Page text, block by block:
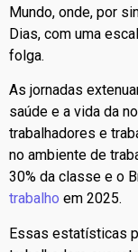
Mundo, onde, por
Dias, com uma
folga.
As jornadas
saúde e a vida da
trabalhadores e
no ambiente de
30% da classe e o
trabalho em 2025.
Essas estatísticas